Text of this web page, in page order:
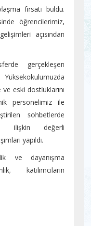
fırsatı buldu.
öğrencilerimiz,
açısından
gerçekleşen
eski dostluklarını
personelimiz ile
sohbetlerde
ilişkin değerli
yapıldı.
ve dayanışma
katılımcıların